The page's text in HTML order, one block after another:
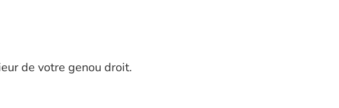
de votre genou droit.